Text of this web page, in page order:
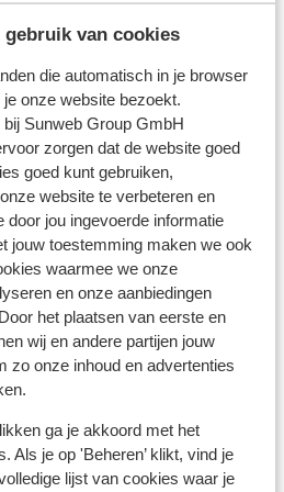
gebruik van cookies
die automatisch in je browser
onze website bezoekt.
Sunweb Group GmbH
zorgen dat de website goed
goed kunt gebruiken,
website te verbeteren en
jou ingevoerde informatie
jouw toestemming maken we ook
waarmee we onze
en onze aanbiedingen
het plaatsen van eerste en
wij en andere partijen jouw
zo onze inhoud en advertenties
ga je akkoord met het
Als je op 'Beheren’ klikt, vind je
lijst van cookies waar je
nationaliteit, dan is het
of er andere regels van
je na bij de ambassade van
en de landen waar je doorheen
documenten is jouw eigen
kan hiervoor niet
betreffende vaccinaties en
en reizen vind je op
.